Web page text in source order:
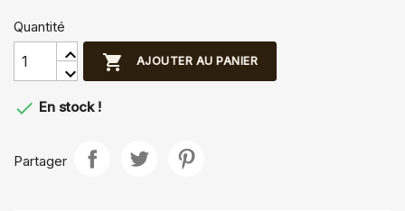
Quantité
 AJOUTER AU PANIER
 En stock !
Partager